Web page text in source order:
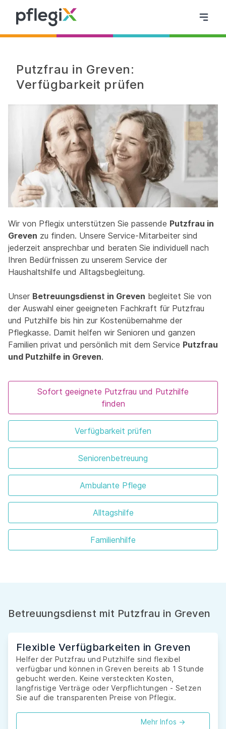
Putzfrau in Greven:
Verfügbarkeit prüfen
Wir von Pflegix unterstützen Sie passende Putzfrau in
Greven zu finden. Unsere Service-Mitarbeiter sind
jederzeit ansprechbar und beraten Sie individuell nach
Ihren Bedürfnissen zu unserem Service der
Haushaltshilfe und Alltagsbegleitung.
Unser Betreuungsdienst in Greven begleitet Sie von
der Auswahl einer geeigneten Fachkraft für Putzfrau
und Putzhilfe bis hin zur Kostenübernahme der
Pflegkasse. Damit helfen wir Senioren und ganzen
Familien privat und persönlich mit dem Service Putzfrau
und Putzhilfe in Greven.
Sofort geeignete Putzfrau und Putzhilfe
finden
Verfügbarkeit prüfen
Seniorenbetreuung
Ambulante Pflege
Alltagshilfe
Familienhilfe
Betreuungsdienst mit Putzfrau in Greven
Flexible Verfügbarkeiten in Greven
Helfer der Putzfrau und Putzhilfe sind flexibel
verfügbar und können in Greven bereits ab 1 Stunde
gebucht werden. Keine versteckten Kosten,
langfristige Verträge oder Verpflichtungen - Setzen
Sie auf die transparenten Preise von Pflegix.
Mehr Infos ->